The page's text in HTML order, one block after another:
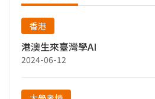
香港
港澳生來臺灣學AI
2024-06-12